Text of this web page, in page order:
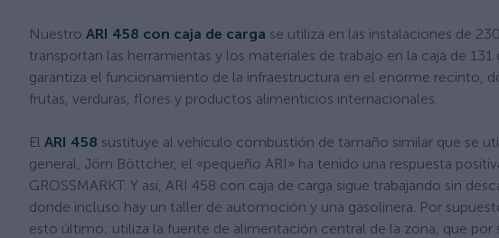
Nuestro ARI 458 con caja de carga se utiliza en las instalaciones de
transportan las herramientas y los materiales de trabajo en la caja de
garantiza el funcionamiento de la infraestructura en el enorme recinto,
frutas, verduras, flores y productos alimenticios internacionales.
El ARI 458 sustituye al vehículo combustión de tamaño similar que se
general, Jörn Böttcher, el «pequeño ARI» ha tenido una respuesta
GROSSMARKT. Y así, ARI 458 con caja de carga sigue trabajando sin
donde incluso hay un taller de automoción y una gasolinera. Por
esto último; utiliza la fuente de alimentación central de la zona, que